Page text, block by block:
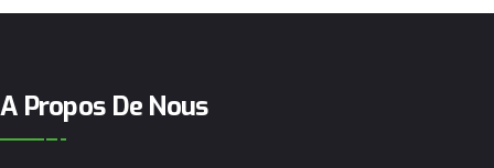
A Propos De Nous